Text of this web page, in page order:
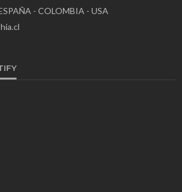
- COLOMBIA - USA